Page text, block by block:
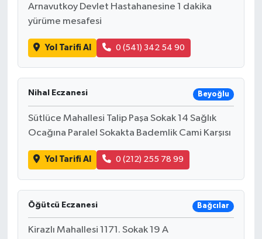
Arnavutkoy Devlet Hastahanesine 1 dakika
yürüme mesafesi
Yol Tarifi Al 0 (541) 342 54 90
Nihal Eczanesi Beyoğlu
Sütlüce Mahallesi Talip Paşa Sokak 14 Sağlık
Ocağına Paralel Sokakta Bademlik Cami Karşısı
Yol Tarifi Al 0 (212) 255 78 99
Öğütcü Eczanesi Bağcılar
Kirazlı Mahallesi 1171. Sokak 19 A
TARİH
Politika
YEREL
BİLİM TEKNOLOJİ